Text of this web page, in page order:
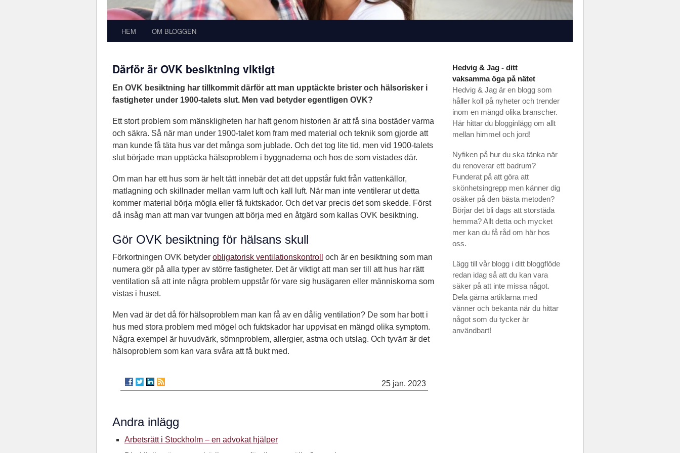
HEM OM BLOGGEN
Därför är OVK besiktning viktigt
En OVK besiktning har tillkommit därför att man upptäckte brister och hälsorisker i
fastigheter under 1900-talets slut. Men vad betyder egentligen OVK?
Ett stort problem som mänskligheten har haft genom historien är att få sina bostäder varma
och säkra. Så när man under 1900-talet kom fram med material och teknik som gjorde att
man kunde få täta hus var det många som jublade. Och det tog lite tid, men vid 1900-talets
slut började man upptäcka hälsoproblem i byggnaderna och hos de som vistades där.
Om man har ett hus som är helt tätt innebär det att det uppstår fukt från vattenkällor,
matlagning och skillnader mellan varm luft och kall luft. När man inte ventilerar ut detta
kommer material börja mögla eller få fuktskador. Och det var precis det som skedde. Först
då insåg man att man var tvungen att börja med en åtgärd som kallas OVK besiktning.
Gör OVK besiktning för hälsans skull
Förkortningen OVK betyder obligatorisk ventilationskontroll
och är en besiktning som man
numera gör på alla typer av större fastigheter. Det är viktigt att man ser till att hus har rätt
ventilation så att inte några problem uppstår för vare sig husägaren eller människorna som
vistas i huset.
Men vad är det då för hälsoproblem man kan få av en dålig ventilation? De som har bott i
hus med stora problem med mögel och fuktskador har uppvisat en mängd olika symptom.
Några exempel är huvudvärk, sömnproblem, allergier, astma och utslag. Och tyvärr är det
hälsoproblem som kan vara svåra att få bukt med.
25 jan. 2023
Andra inlägg
Arbetsrätt i Stockholm – en advokat hjälper
Hedvig & Jag - ditt
vaksamma öga på nätet
Hedvig & Jag är en blogg som
håller koll på nyheter och trender
inom en mängd olika branscher.
Här hittar du blogginlägg om allt
mellan himmel och jord!
Nyfiken på hur du ska tänka när
du renoverar ett badrum?
Funderat på att göra att
skönhetsingrepp men känner dig
osäker på den bästa metoden?
Börjar det bli dags att storstäda
hemma? Allt detta och mycket
mer kan du få råd om här hos
oss.
Lägg till vår blogg i ditt bloggflöde
redan idag så att du kan vara
säker på att inte missa något.
Dela gärna artiklarna med
vänner och bekanta när du hittar
något som du tycker är
användbart!